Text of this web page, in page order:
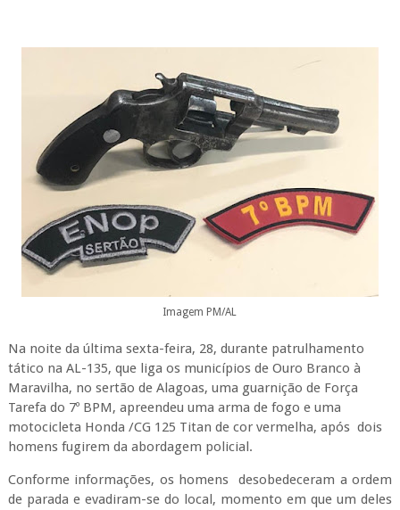
Imagem PM/AL
Na noite da última sexta-feira, 28, durante patrulhamento
tático na AL-135, que liga os municípios de Ouro Branco à
Maravilha, no sertão de Alagoas, uma guarnição de Força
Tarefa do 7º BPM, apreendeu uma arma de fogo e uma
motocicleta Honda /CG 125 Titan de cor vermelha, após dois
homens fugirem da abordagem policial.
Conforme informações, os homens desobedeceram a ordem
de parada e evadiram-se do local, momento em que um deles